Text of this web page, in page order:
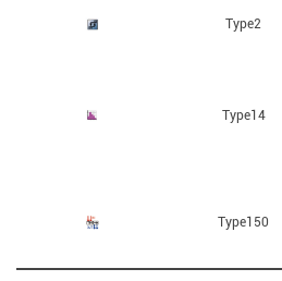
Type2
Type14
Type150